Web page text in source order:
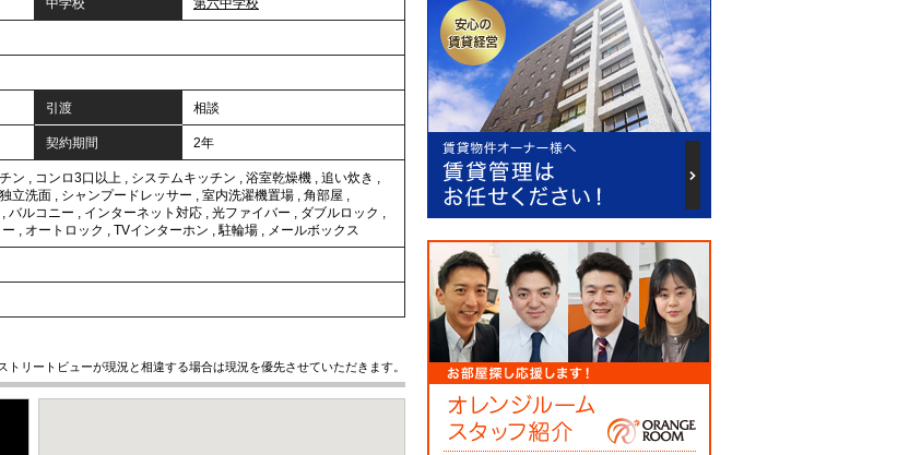
中学校 第六中学校
引渡 相談
契約期間 2年
ン , コンロ3口以上 , システムキッチン , 浴室乾燥機 , 追い炊き ,
独立洗面 , シャンプードレッサー , 室内洗濯機置場 , 角部屋 ,
, バルコニー , インターネット対応 , 光ファイバー , ダブルロック ,
, オートロック , TVインターホン ,駐輪場 , メールボックス
トリートビューが現況と相違する場合は現況を優先させていただきます。